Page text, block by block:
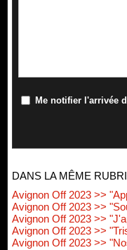
Me notifier l'arrivée
DANS LA MÊME
Avignon Off 2023 >>
Avignon Off 2023 >>
Avignon Off 2023 >>
Avignon Off 2023 >>
Avignon Off 2023 >>